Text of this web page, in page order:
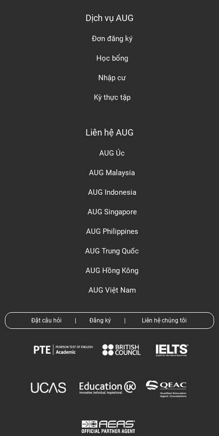
Dịch vụ AUG
Đơn đăng ký
Học bổng
Nhập cư
Kỳ thực tập
Liên hệ AUG
AUG Úc
AUG Malaysia
AUG Indonesia
AUG Singapore
AUG Philippines
AUG Trung Quốc
AUG Hồng Kông
AUG Việt Nam
Đặt câu hỏi Đăng ký Liên hệ chúng tôi